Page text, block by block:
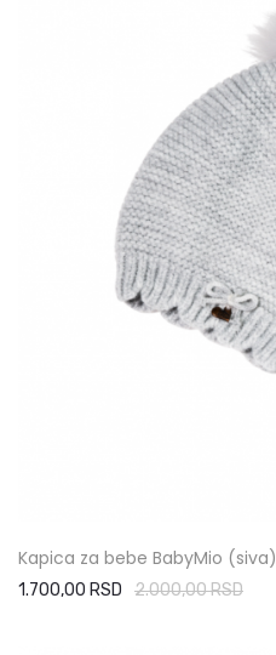
Kapica za bebe BabyMio (siva)
1.700,00 RSD 2.000,00 RSD